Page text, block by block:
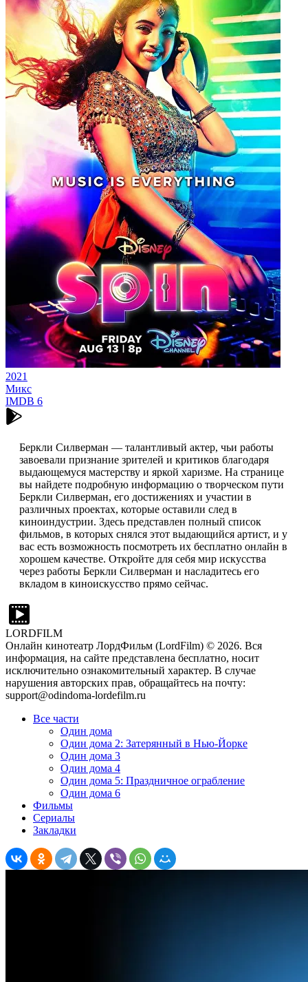
2021
Микс
IMDB 6
Беркли Силверман — талантливый актер, чьи работы
завоевали признание зрителей и критиков благодаря
выдающемуся мастерству и яркой харизме. На странице
вы найдете подробную информацию о творческом пути
Беркли Силверман, его достижениях и участии в
различных проектах, которые оставили след в
киноиндустрии. Здесь представлен полный список
фильмов, в которых снялся этот выдающийся артист, и у
вас есть возможность посмотреть их бесплатно онлайн в
хорошем качестве. Откройте для себя мир искусства
через работы Беркли Силверман и насладитесь его
вкладом в киноискусство прямо сейчас.
LORDFILM
Онлайн кинотеатр ЛордФильм (LordFilm) © 2026. Вся
информация, на сайте представлена бесплатно, носит
исключительно ознакомительный характер. В случае
нарушения авторских прав, обращайтесь на почту:
support@odindoma-lordefilm.ru
Все части
Один дома
Один дома 2: Затерянный в Нью-Йорке
Один дома 3
Один дома 4
Один дома 5: Праздничное ограбление
Один дома 6
Фильмы
Сериалы
Закладки